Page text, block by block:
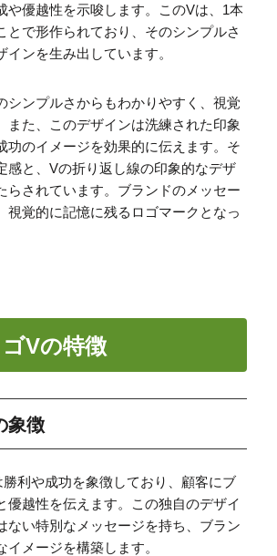
や優越性を示唆します。このVは、1本
とで形作られており、そのシンプルさ
インを生み出しています。
シンプルさからもわかりやすく、視覚
また、このデザインは洗練された印象
功のイメージを効果的に伝えます。そ
感と、Vの折り返し線の印象的なデザ
らされています。ブランドのメッセー
視覚的に記憶に残るロゴマークとなっ
Vの特徴
象徴
利や成功を象徴しており、顧客にブ
優越性を伝えます。この独自のデザイ
ない特別なメッセージを持ち、ブラン
イメージを構築します。